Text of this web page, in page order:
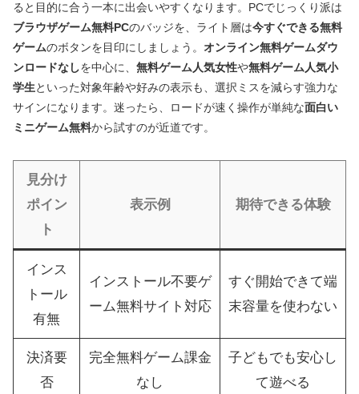
ると目的に合う一本に出会いやすくなります。PCでじっくり派は
ブラウザゲーム無料PCのバッジを、ライト層は今すぐできる無料
ゲームのボタンを目印にしましょう。 オンライン無料ゲームダウ
ンロードなしを中心に、 無料ゲーム人気女性や無料ゲーム人気小
学生といった対象年齢や好みの表示も、選択ミスを減らす強力な
サインになります。迷ったら、ロードが速く操作が単純な面白い
ミニゲーム無料から試すのが近道です。
見分け
ポイン
ト
表示例 期待できる体験
インス
トール
有無
インストール不要ゲ
ーム無料サイト対応
すぐ開始できて端
末容量を使わない
決済要
否
完全無料ゲーム課金
なし
子どもでも安心し
て遊べる